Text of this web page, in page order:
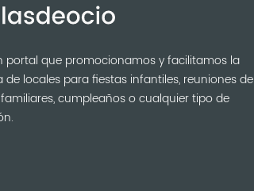
portal que promocionamos y facilitamos la
de locales para fiestas infantiles, reuniones de
cumpleaños o cualquier tipo de